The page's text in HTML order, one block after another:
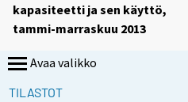
kapasiteetti ja sen käyttö,
tammi-marraskuu 2013
Avaa valikko
TILASTOT